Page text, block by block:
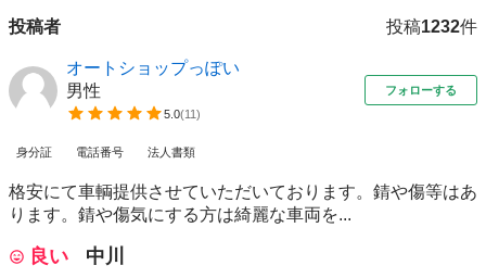
投稿者 投稿1232件
オートショップっぽい
男性
5.0(11)
フォローする
身分証 電話番号 法人書類
格安にて車輌提供させていただいております。錆や傷等はあ
ります。錆や傷気にする方は綺麗な車両を...
良い 中川